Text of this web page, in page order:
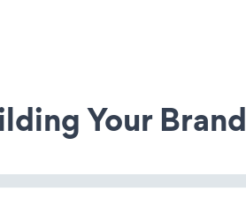
Your Brand